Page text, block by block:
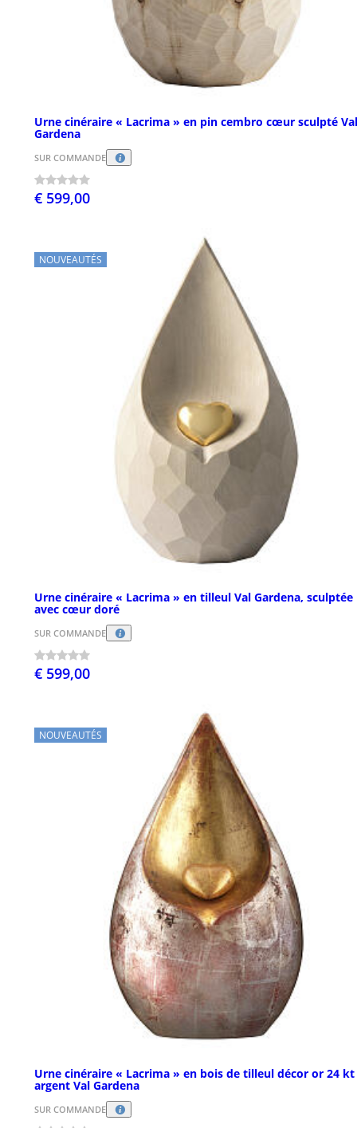
Urne cinéraire « Lacrima » en pin cembro cœur sculpté Val
Gardena
SUR COMMANDE
€ 599,00
NOUVEAUTÉS
Urne cinéraire « Lacrima » en tilleul Val Gardena, sculptée
avec cœur doré
SUR COMMANDE
€ 599,00
NOUVEAUTÉS
Urne cinéraire « Lacrima » en bois de tilleul décor or 24
argent Val Gardena
SUR COMMANDE